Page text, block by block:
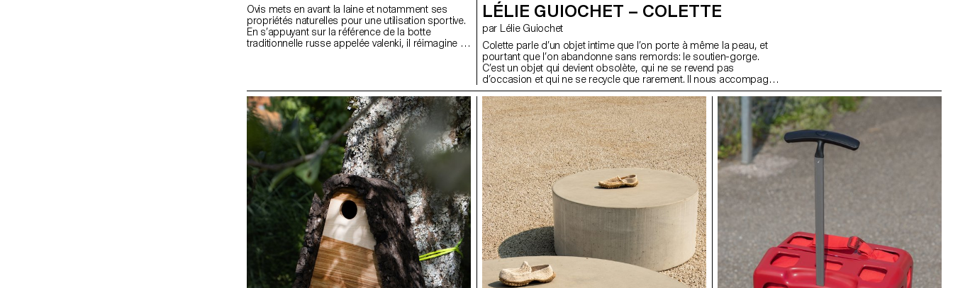
Ovis mets en avant la laine et notamment ses
propriétés naturelles pour une utilisation sportive.
En s’appuyant sur la référence de la botte
traditionnelle russe appelée valenki, il réimagine la
d’un "upper" en mousse EVA thermoformée qui
accueille un chausson en laine feutrée.
LÉLIE GUIOCHET – COLETTE
par Lélie Guiochet
Colette parle d’un objet intime que l’on porte à même la peau, et
pourtant que l’on abandonne sans remords: le soutien-gorge.
C’est un objet qui devient obsolète, qui ne se revend pas
d’occasion et qui ne se recycle que rarement. Il nous accompagne
seulement quelques années, avant de s’abîmer ou de devenir trop
petit. Alors Colette imagine un système qui s’ajuste avec le temps:
un soutien-gorge en pièces détachées, bonnets, bande sous-
poitrine, bretelles, attaches, baleine, à assembler, remplacer
indépendamment, réadapter et personnaliser. Les différentes
pièces sont tricotées en 3D, sans couture et compostables
industriellement. La baleine et les attaches quant à elles sont
recyclables à l’infini. Ce n’est plus la poitrine qui s’adapte à l’objet,
mais l’objet qui évolue avec elle.